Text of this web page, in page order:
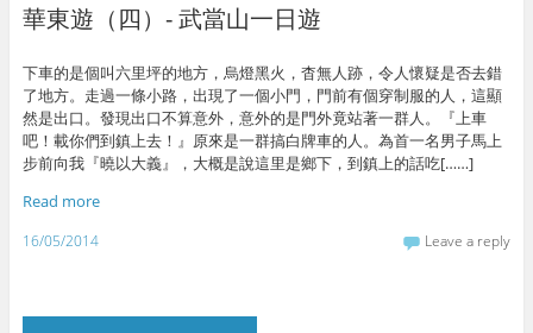
華東遊（四）- 武當山一日遊
下車的是個叫六里坪的地方，烏燈黑火，杳無人跡，令人懷疑是否去錯
了地方。走過一條小路，出現了一個小門，門前有個穿制服的人，這顯
然是出口。發現出口不算意外，意外的是門外竟站著一群人。『上車
吧！載你們到鎮上去！』原來是一群搞白牌車的人。為首一名男子馬上
步前向我『曉以大義』，大概是說這里是鄉下，到鎮上的話吃[……]
Read more
16/05/2014 Leave a reply